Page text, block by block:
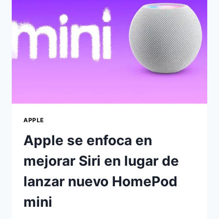
APPLE
Apple se enfoca en
mejorar Siri en lugar de
lanzar nuevo HomePod
mini